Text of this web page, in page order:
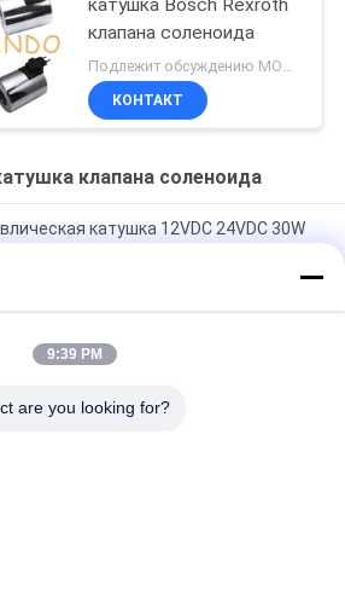
катушка Bosch Rexroth
клапана соленоида
КОНТАКТ
клапана соленоида
катушка 12VDC 24VDC 30W
02-101726 110VAC 02-101728
катушка 879141 Vickers соленоида
9:39 PM
are you looking for?